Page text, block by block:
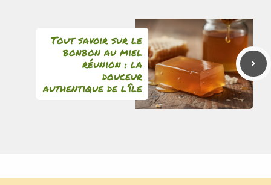
Tout savoir sur le
bonbon au miel
réunion : la
douceur
authentique de l’île